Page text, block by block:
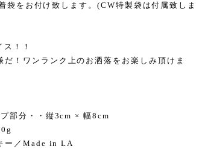
袋をお付け致します。(CW特製袋は付属致しま
！！
だ！ワンランク上のお洒落をお楽しみ頂けま
部分・・縦3cm × 幅8cm
ー／Made in LA